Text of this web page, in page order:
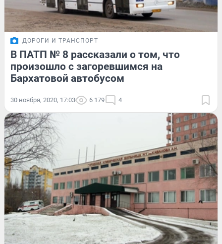
ДОРОГИ И ТРАНСПОРТ
В ПАТП № 8 рассказали о том, что
произошло с загоревшимся на
Бархатовой автобусом
30 ноября, 2020, 17:03 6 179 4